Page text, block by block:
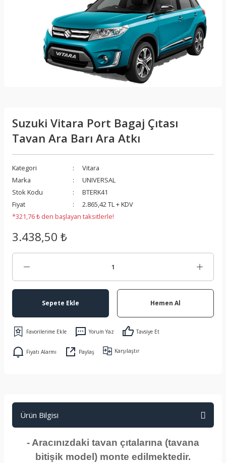
Suzuki Vitara Port Bagaj Çıtası
Tavan Ara Barı Ara Atkı
Kategori
Vitara
Marka
UNIVERSAL
Stok Kodu
BTERK41
Fiyat
2.865,42 TL + KDV
*321,76 ₺ den başlayan taksitlerle!
3.438,50 ₺
Sepete Ekle Hemen Al
Yorum Yaz Tavsiye Et
Fiyatı Alarmı Paylaş Karşılaştır
Ürün Bilgisi
- Aracınızdaki tavan çıtalarına (tavana
bitişik model) monte edilmektedir.